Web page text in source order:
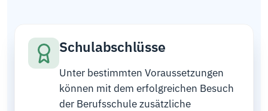
Schulabschlüsse
Unter bestimmten Voraussetzungen
können mit dem erfolgreichen Besuch
der Berufsschule zusätzliche